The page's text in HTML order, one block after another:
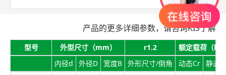
产品的更多详细参数，请咨询KIS了解
型号 外型尺寸（mm） r1.2
额定载荷（kN
内径d
外径D 宽度B 外形尺寸/倒角 动态Cr
静态